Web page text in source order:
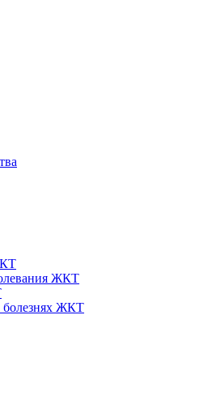
ЖКТ
болезнях ЖКТ